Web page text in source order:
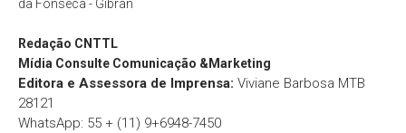
da Fonseca - Gibran
Redação CNTTL
Mídia Consulte Comunicação &Marketing
Editora e Assessora de Imprensa: Viviane Barbosa MTB
28121
WhatsApp: 55 + (11) 9+6948-7450